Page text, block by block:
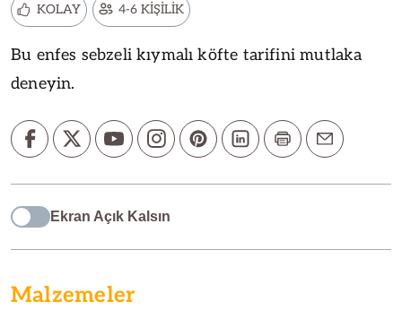
KOLAY 4-6 KİŞİLİK
Bu enfes sebzeli kıymalı köfte tarifini mutlaka
deneyin.
Ekran Açık Kalsın
Malzemeler